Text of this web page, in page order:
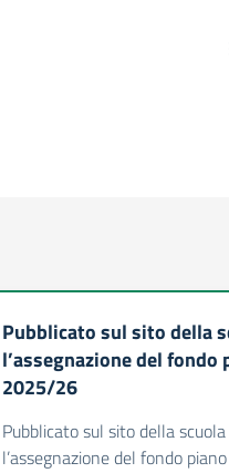
Pubblicato sul sito della
l’assegnazione del fondo
2025/26
Pubblicato sul sito della
l’assegnazione del fondo